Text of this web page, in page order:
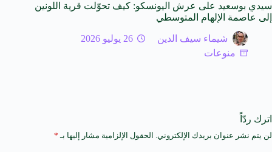
سيدي بوسعيد على عرش اليونسكو: كيف تحوّلت قرية اللونين
إلى عاصمة الإلهام المتوسطي
شيماء سيف الدين
26 يوليو 2026
منوعات
اترك ردّاً
لن يتم نشر عنوان بريدك الإلكتروني. الحقول الإلزامية مشار إليها بـ *
A